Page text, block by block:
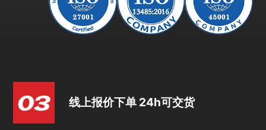
线上报价下单 24h可交货